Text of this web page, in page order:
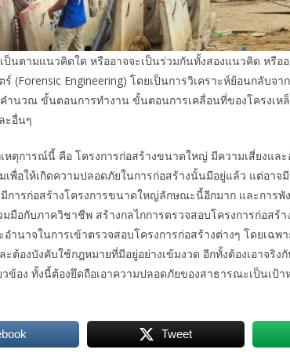
ป็นตามแนวคิดใด หรืออาจจะเป็นร่วมกันทั้งสองแนวคิด หรือ
(Forensic Engineering) โดยเป็นการวิเคราะห์ย้อนกลับจา
ำนวณ ขั้นตอนการทำงาน ขั้นตอนการเคลื่อนที่ของโครงเ
ะอื่นๆ
หตุการณ์นี้ คือ โครงการก่อสร้างขนาดใหญ่ มีความเสี่ยงแล
เพื่อให้เกิดความปลอดภัยในการก่อสร้างนั้นมีอยู่แล้ว แต่อาจ
การก่อสร้างโครงการขนาดใหญ่ลักษณะนี้อีกมาก และการพั
มือกับภาควิชาชีพ สร้างกลไกการตรวจสอบโครงการก่อสร้า
ำนาจในการเข้าตรวจสอบโครงการก่อสร้างต่างๆ โดยเฉพ
ต้องบังคับใช้กฎหมายที่มีอยู่อย่างเข้มงวด อีกทั้งต้องเอาจริ
ข้อง ทั้งนี้ต้องยึดถือเอาความปลอดภัยของสาธารณะเป็นเป้
Tweet